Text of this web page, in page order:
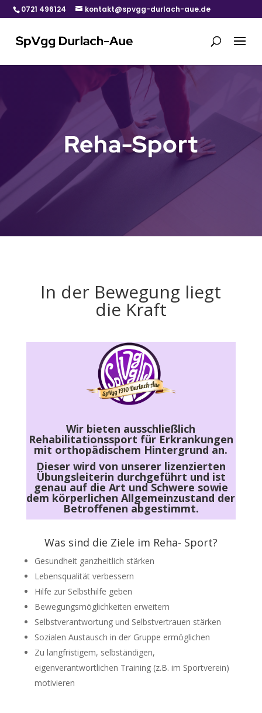
0721 496124 kontakt@spvgg-durlach-aue.de
Reha-Sport
In der Bewegung liegt
die Kraft
Wir bieten ausschließlich
Rehabilitationssport für Erkrankungen
mit orthopädischem Hintergrund an.
Dieser wird von unserer lizenzierten
Übungsleiterin durchgeführt und ist
genau auf die Art und Schwere sowie
dem körperlichen Allgemeinzustand der
Betroffenen abgestimmt.
Was sind die Ziele im Reha- Sport?
Gesundheit ganzheitlich stärken
Lebensqualität verbessern
Hilfe zur Selbsthilfe geben
Bewegungsmöglichkeiten erweitern
Selbstverantwortung und Selbstvertrauen stärken
Sozialen Austausch in der Gruppe ermöglichen
Zu langfristigem, selbständigen,
eigenverantwortlichen Training (z.B. im Sportverein)
motivieren